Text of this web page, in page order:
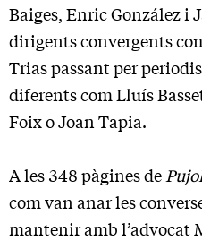
Baiges, Enric González i
dirigents convergents
Trias passant per
diferents com Lluís
Foix o Joan Tapia.
A les 348 pàgines de
com van anar les
mantenir amb l’advocat